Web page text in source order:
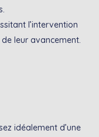
l’intervention
leur avancement.
idéalement d’une